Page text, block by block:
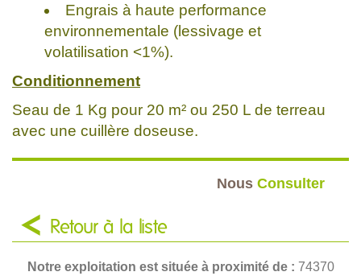
Engrais à haute performance
environnementale (lessivage et
volatilisation <1%).
Conditionnement
Seau de 1 Kg pour 20 m² ou 250 L de terreau
avec une cuillère doseuse.
Nous Consulter
Retour à la liste
Notre exploitation est située à proximité de : 74370